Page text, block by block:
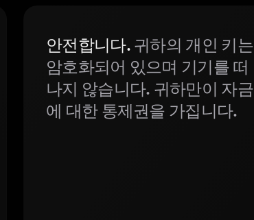
안전합니다.귀하의 개인 키는
암호화되어 있으며 기기를 떠
나지 않습니다. 귀하만이 자금
에 대한 통제권을 가집니다.